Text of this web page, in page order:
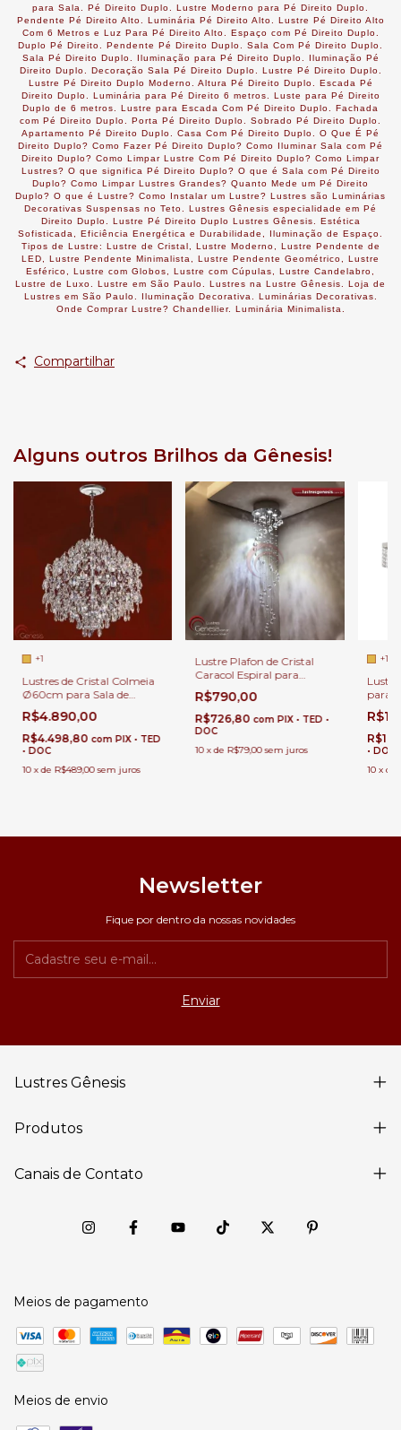
para Sala. Pé Direito Duplo. Lustre Moderno para Pé Direito Duplo.
Pendente Pé Direito Alto. Luminária Pé Direito Alto. Lustre Pé Direito Alto
Com 6 Metros e Luz Para Pé Direito Alto. Espaço com Pé Direito Duplo.
Duplo Pé Direito. Pendente Pé Direito Duplo. Sala Com Pé Direito Duplo.
Sala Pé Direito Duplo. Iluminação para Pé Direito Duplo. Iluminação Pé
Direito Duplo. Decoração Sala Pé Direito Duplo. Lustre Pé Direito Duplo.
Lustre Pé Direito Duplo Moderno. Altura Pé Direito Duplo. Escada Pé
Direito Duplo. Luminária para Pé Direito 6 metros. Luste para Pé Direito
Duplo de 6 metros. Lustre para Escada Com Pé Direito Duplo. Fachada
com Pé Direito Duplo. Porta Pé Direito Duplo. Sobrado Pé Direito Duplo.
Apartamento Pé Direito Duplo. Casa Com Pé Direito Duplo. O Que É Pé
Direito Duplo? Como Fazer Pé Direito Duplo? Como Iluminar Sala com Pé
Direito Duplo? Como Limpar Lustre Com Pé Direito Duplo? Como Limpar
Lustres? O que significa Pé Direito Duplo? O que é Sala com Pé Direito
Duplo? Como Limpar Lustres Grandes? Quanto Mede um Pé Direito
Duplo? O que é Lustre? Como Instalar um Lustre? Lustres são Luminárias
Decorativas Suspensas no Teto. Lustres Gênesis especialidade em Pé
Direito Duplo. Lustre Pé Direito Duplo Lustres Gênesis. Estética
Sofisticada, Eficiência Energética e Durabilidade, Iluminação de Espaço.
Tipos de Lustre: Lustre de Cristal, Lustre Moderno, Lustre Pendente de
LED, Lustre Pendente Minimalista, Lustre Pendente Geométrico, Lustre
Esférico, Lustre com Globos, Lustre com Cúpulas, Lustre Candelabro,
Lustre de Luxo. Lustre em São Paulo. Lustres na Lustre Gênesis. Loja de
Lustres em São Paulo. Iluminação Decorativa. Luminárias Decorativas.
Onde Comprar Lustre? Chandellier. Luminária Minimalista.
Compartilhar
Alguns outros Brilhos da Gênesis!
+1
Lustres de Cristal Colmeia
Ø60cm para Sala de
Jantar.
R$4.890,00
R$4.498,80 com PIX • TED
• DOC
10 xde R$489,00 sem juros
Lustre Plafon de Cristal
Caracol Espiral para
Lavabos, Banheiros,
Quartos e Cabeceira de
Cama.
R$790,00
R$726,80 com PIX • TED •
DOC
10 xde R$79,00 sem juros
+1
para
• DOC
10 x de
Newsletter
Fique por dentro da nossas novidades
Lustres Gênesis
Produtos
Canais de Contato
Meios de pagamento
Meios de envio